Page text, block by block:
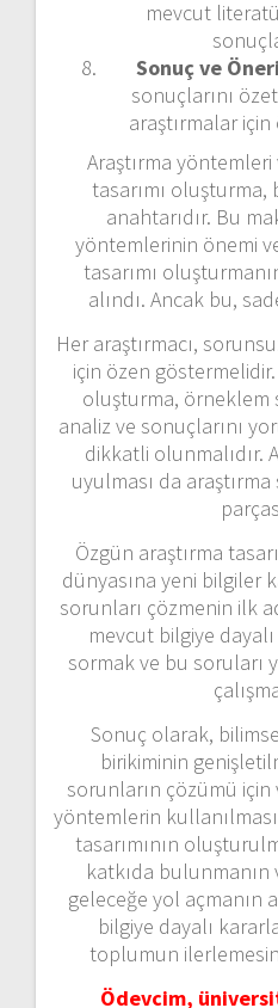
mevcut
Sonuç ve
sonuçlarını
araştırmalar
Araştırma
tasarımı
anahtarıdır. Bu
yöntemlerinin önemi
tasarımı
alındı. Ancak bu,
Her araştırmacı,
için özen
oluşturma, örneklem
analiz ve sonuçlarını
dikkatli olunmalıdır.
uyulması da
Özgün araştırma
dünyasına yeni bilgiler
sorunları çözmenin ilk
mevcut bilgiye
sormak ve bu soruları
Sonuç olarak,
birikiminin
sorunların çözümü için
yöntemlerin
tasarımının
katkıda bulunmanın
geleceğe yol açmanın
bilgiye dayalı
toplumun
Ödevcim,